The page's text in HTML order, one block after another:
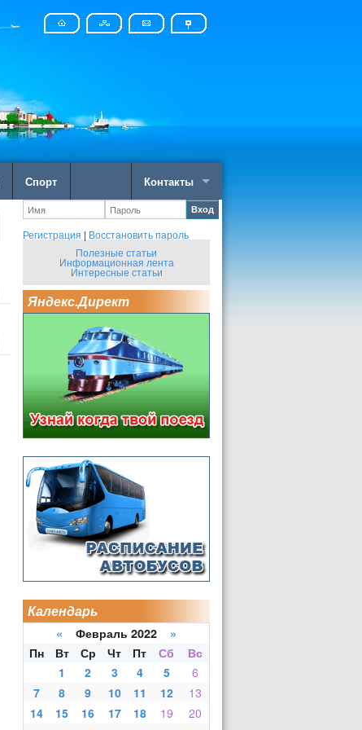
Спорт Контакты
Вход
Регистрация | Восстановить пароль
Полезные статьи
Информационная лента
Интересные статьи
Яндекс.Директ
Календарь
« Февраль 2022 »
Пн
Вт Ср Чт Пт Сб
Вс
1
2 3 4 5
6
7
8 9 10 11 12
13
14
15 16 17 18 19
20